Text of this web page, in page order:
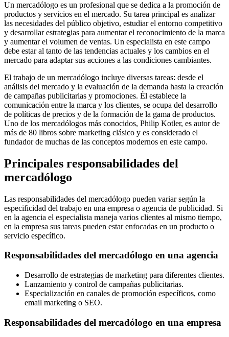
Un mercadólogo es un profesional que se dedica a la promoción de
productos y servicios en el mercado. Su tarea principal es analizar
las necesidades del público objetivo, estudiar el entorno competitivo
y desarrollar estrategias para aumentar el reconocimiento de la marca
y aumentar el volumen de ventas. Un especialista en este campo
debe estar al tanto de las tendencias actuales y los cambios en el
mercado para adaptar sus acciones a las condiciones cambiantes.
El trabajo de un mercadólogo incluye diversas tareas: desde el
análisis del mercado y la evaluación de la demanda hasta la creación
de campañas publicitarias y promociones. Él establece la
comunicación entre la marca y los clientes, se ocupa del desarrollo
de políticas de precios y de la formación de la gama de productos.
Uno de los mercadólogos más conocidos, Philip Kotler, es autor de
más de 80 libros sobre marketing clásico y es considerado el
fundador de muchas de las conceptos modernos en este campo.
Principales responsabilidades del
mercadólogo
Las responsabilidades del mercadólogo pueden variar según la
especificidad del trabajo en una empresa o agencia de publicidad. Si
en la agencia el especialista maneja varios clientes al mismo tiempo,
en la empresa sus tareas pueden estar enfocadas en un producto o
servicio específico.
Responsabilidades del mercadólogo en una agencia
Desarrollo de estrategias de marketing para diferentes clientes.
Lanzamiento y control de campañas publicitarias.
Especialización en canales de promoción específicos, como
email marketing o SEO.
Responsabilidades del mercadólogo en una empresa